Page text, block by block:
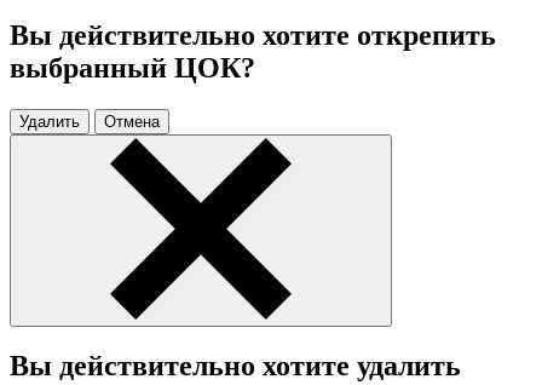
Вы действительно хотите открепить
выбранный ЦОК?
Удалить Отмена
Вы действительно хотите удалить